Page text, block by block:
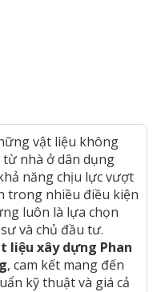
vật liệu không
nhà ở dân dụng
năng chịu lực vượt
trong nhiều điều kiện
luôn là lựa chọn
và chủ đầu tư.
liệu xây dựng Phan
, cam kết mang đến
kỹ thuật và giá cả